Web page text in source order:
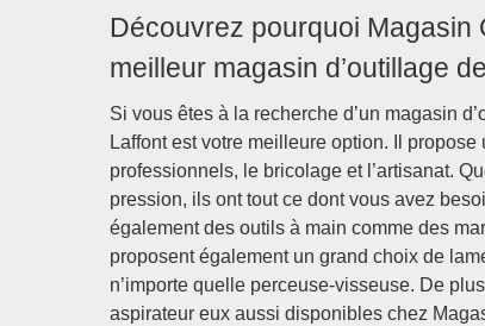
Découvrez pourquoi Magasin
meilleur magasin d’outillage
Si vous êtes à la recherche d’un magasin
Laffont est votre meilleure option. Il
professionnels, le bricolage et l’artisanat.
pression, ils ont tout ce dont vous avez
également des outils à main comme des
proposent également un grand choix de
n’importe quelle perceuse-visseuse. De
aspirateur eux aussi disponibles chez